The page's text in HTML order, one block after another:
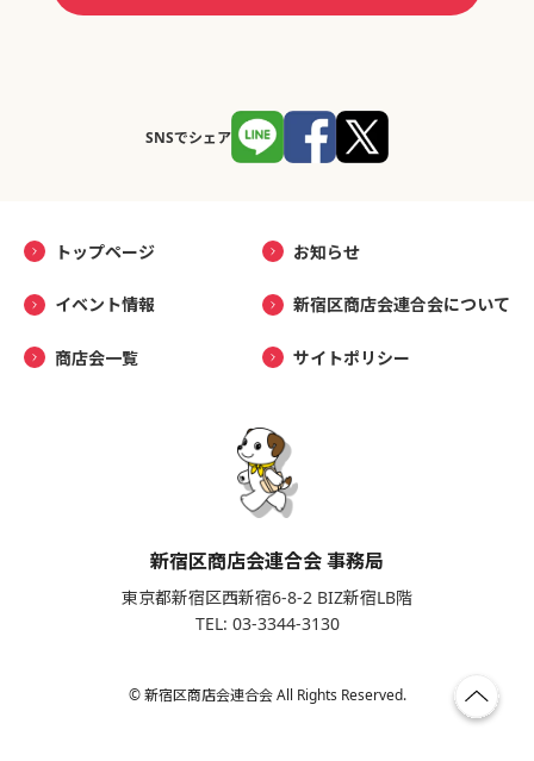
SNSでシェア
トップページ お知らせ
イベント情報 新宿区商店会連合会について
商店会一覧 サイトポリシー
新宿区商店会連合会 事務局
東京都新宿区西新宿6-8-2 BIZ新宿LB階
TEL: 03-3344-3130
© 新宿区商店会連合会 All Rights Reserved.